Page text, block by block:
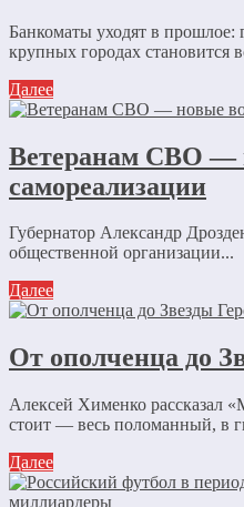
Банкоматы уходят в прошлое:
крупных городах становится
Далее
Ветеранам СВО —
самореализации
Губернатор Александр
общественной организации...
Далее
От ополченца до
Алексей Хименко
стоит — весь поломанный, в
Далее